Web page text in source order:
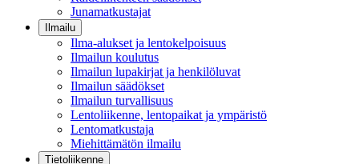
Junamatkustajat
Ilmailu
Ilma-alukset ja lentokelpoisuus
Ilmailun koulutus
Ilmailun lupakirjat ja henkilöluvat
Ilmailun säädökset
Ilmailun turvallisuus
Lentoliikenne, lentopaikat ja ympäristö
Lentomatkustaja
Miehittämätön ilmailu
Tietoliikenne